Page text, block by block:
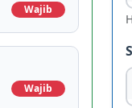
Wajib
Wajib